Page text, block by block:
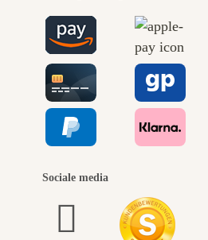
Sociale media